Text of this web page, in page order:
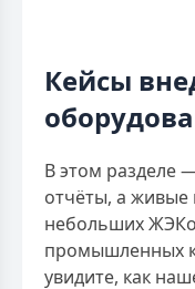
Кейсы
В этом разделе
отчёты, а живые
небольших
промышленных
увидите, как